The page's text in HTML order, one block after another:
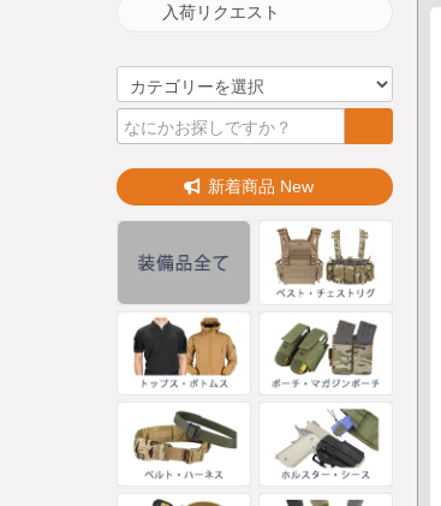
入荷リクエスト
新着商品 New